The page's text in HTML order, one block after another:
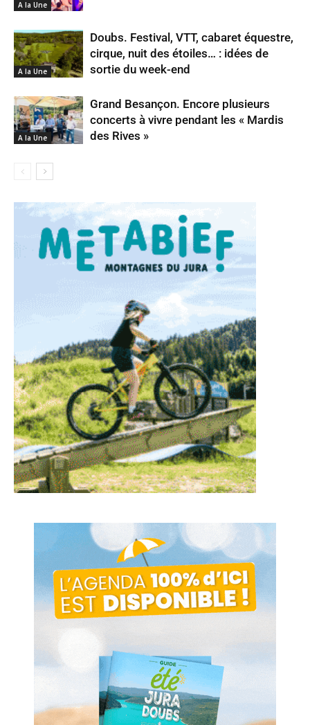
A la Une
A la Une
Doubs. Festival, VTT, cabaret équestre,
cirque, nuit des étoiles… : idées de
sortie du week-end
A la Une
Grand Besançon. Encore plusieurs
concerts à vivre pendant les « Mardis
des Rives »